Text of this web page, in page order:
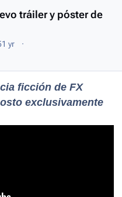
tráiler y póster de
1 yr
ficción de FX
exclusivamente